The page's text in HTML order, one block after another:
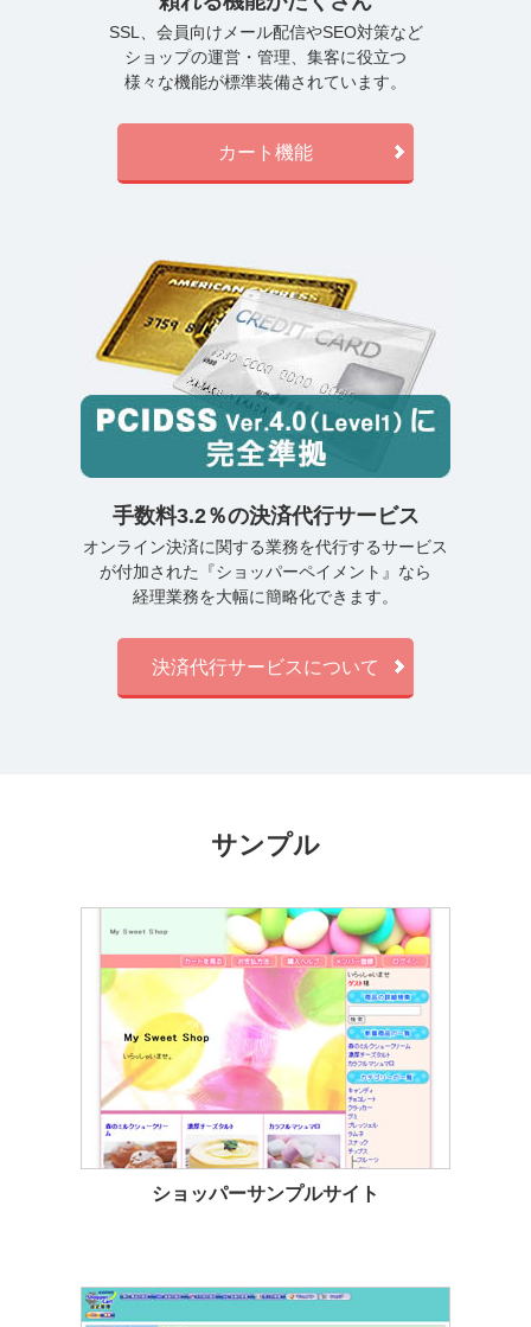
SSL、会員向けメール配信やSEO対策など
ショップの運営・管理、集客に役立つ
様々な機能が標準装備されています。
カート機能
手数料3.2％の決済代行サービス
オンライン決済に関する業務を代行するサービス
が付加された『ショッパーペイメント』なら
経理業務を大幅に簡略化できます。
決済代行サービスについて
サンプル
ショッパーサンプルサイト